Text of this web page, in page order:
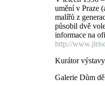
umění v Praze
malířů z
působil dvě
informace na
http://
Kurátor
Galerie Dům